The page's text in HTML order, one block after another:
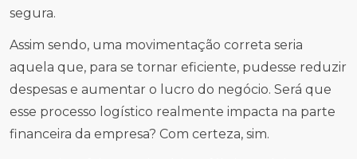
segura.
Assim sendo, uma movimentação correta seria
aquela que, para se tornar eficiente, pudesse reduzir
despesas e aumentar o lucro do negócio. Será que
esse processo logístico realmente impacta na parte
financeira da empresa? Com certeza, sim.